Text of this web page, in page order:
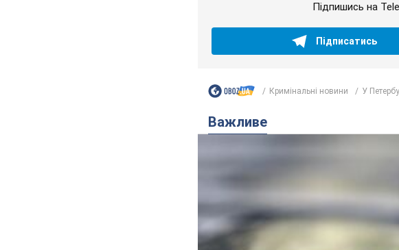
Підпишись на
Підписатись
Кримінальні новини У
Важливе